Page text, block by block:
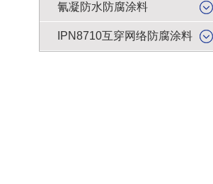
氰凝防水防腐涂料
IPN8710互穿网络防腐涂料